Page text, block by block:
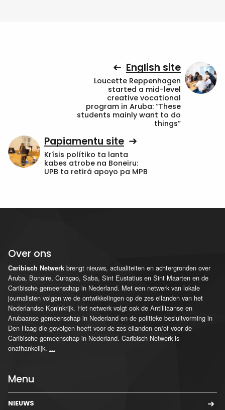
English site
Loucette Reppenhagen
started a mid-level
creative vocational
program in Aruba: “These
students mainly want to do
things”
Papiamentu site
Krísis polítiko ta lanta
kabes atrobe na Boneiru:
UPB ta retirá apoyo pa MPB
Over ons
Caribisch Netwerk brengt nieuws, actualiteiten en achtergronden over
Aruba, Bonaire, Curaçao, Saba, Sint Eustatius en Sint Maarten en de
Caribische gemeenschap in Nederland. Met een netwerk van lokale
journalisten volgen we de ontwikkelingen op de zes eilanden van het
Nederlandse Koninkrijk. Het netwerk volgt ook de Antilliaanse en
Arubaanse gemeenschap in Nederland en de politieke besluitvorming in
Den Haag die gevolgen heeft voor de zes eilanden en/of voor de
Caribische gemeenschap in Nederland. Caribisch Netwerk is
onafhankelijk. ...
Menu
NIEUWS